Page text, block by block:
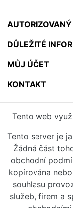
DŮLEŽITÉ
MŮJ ÚČET
KONTAKT
Tento web
Tento server je
Žádná část
obchodní
kopírována
souhlasu
služeb, firem a